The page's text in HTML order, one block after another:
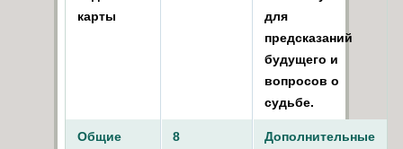
карты
для
предсказаний
будущего и
вопросов о
судьбе.
Общие
8
Дополнительные